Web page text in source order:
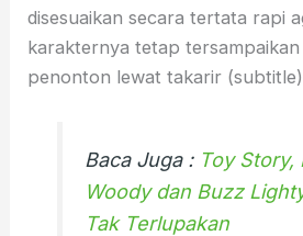
disesuaikan secara tertata rapi
karakternya tetap tersampaikan
penonton lewat takarir
Baca Juga : Toy Story,
Woody dan Buzz
Tak Terlupakan